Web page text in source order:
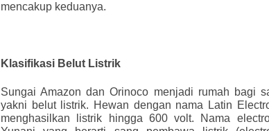
mencakup keduanya.
Klasifikasi Belut Listrik
Sungai Amazon dan Orinoco menjadi rumah bagi
yakni belut listrik. Hewan dengan nama Latin
menghasilkan listrik hingga 600 volt. Nama